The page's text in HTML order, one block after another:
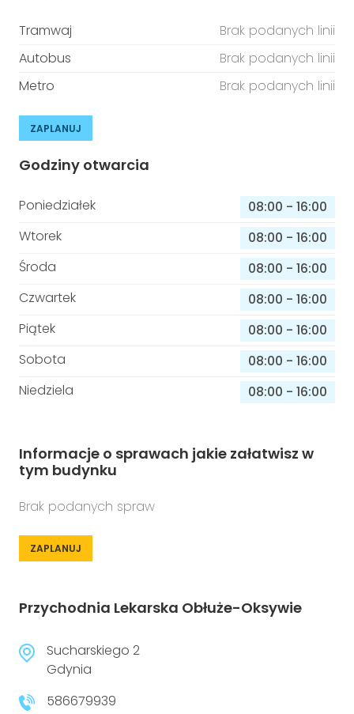
Tramwaj
Brak podanych linii
Autobus
Brak podanych linii
Metro
Brak podanych linii
ZAPLANUJ
Godziny otwarcia
Poniedziałek 08:00 - 16:00
Wtorek
08:00 - 16:00
Środa
08:00 - 16:00
Czwartek
08:00 - 16:00
Piątek
08:00 - 16:00
Sobota
08:00 - 16:00
Niedziela
08:00 - 16:00
Informacje o sprawach jakie załatwisz w
tym budynku
Brak podanych spraw
ZAPLANUJ
Przychodnia Lekarska Obłuże-Oksywie
Sucharskiego 2
Gdynia
586679939